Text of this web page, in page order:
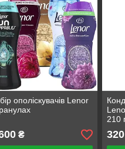
ополіскувачів Lenor
₴
210
320